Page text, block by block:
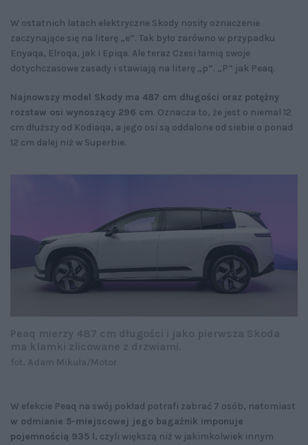
W ostatnich latach elektryczne Skody nosiły oznaczenie
zaczynające się na literę „e”. Tak było zarówno w przypadku
Enyaqa, Elroqa, jak i Epiqa. Ale teraz Czesi łamią swoje
dotychczasowe zasady i stawiają na literę „p”. „P” jak Peaq.
Najnowszy model Skody ma 487 cm długości oraz potężny
rozstaw osi wynoszący 296 cm. Oznacza to, że jest o niemal 12
cm dłuższy od Kodiaqa, a jego osi są oddalone od siebie o ponad
12 cm dalej niż w Superbie.
W efekcie Peaq na swój pokład potrafi zabrać 7 osób, natomiast
w odmianie 5-miejscowej jego bagażnik imponuje
pojemnością 935 l, czyli większą niż w jakimkolwiek innym